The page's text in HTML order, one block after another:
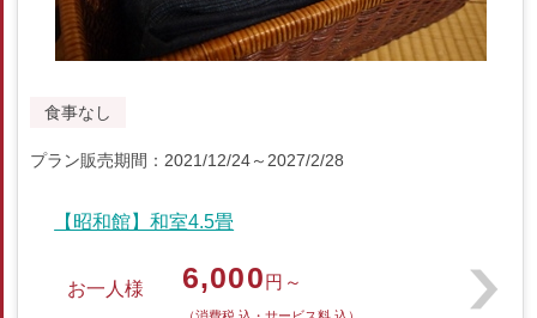
食事なし
プラン販売期間：2021/12/24～2027/2/28
【昭和館】和室4.5畳
お一人様 6,000円～